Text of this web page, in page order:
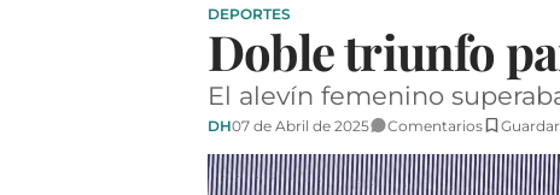
DEPORTES
Doble triunfo
El alevín femenino
DH07 de Abril de 2025 Comentarios Guardar